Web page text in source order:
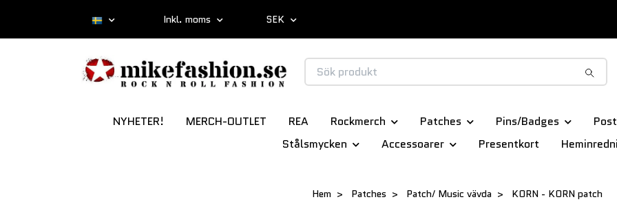
Inkl. moms SEK
NYHETER! MERCH-OUTLET REA Rockmerch Patches Pins/Badges
Stålsmycken
Accessoarer Presentkort
Hem Patches Patch/ Music vävda KORN - KORN patch